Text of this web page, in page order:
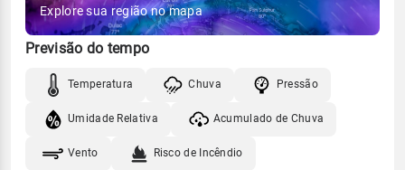
Explore sua região no mapa
Previsão do tempo
Temperatura Chuva Pressão
Umidade Relativa Acumulado de Chuva
Vento Risco de Incêndio